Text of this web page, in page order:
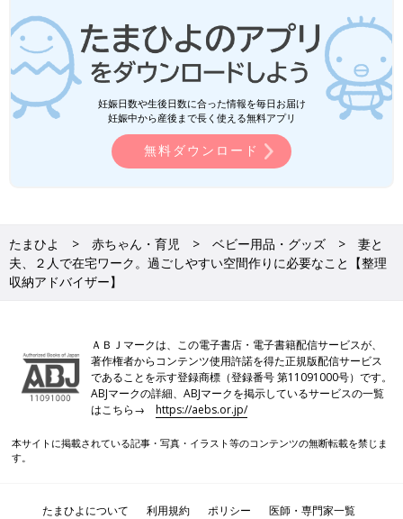
妊娠日数や生後日数に合った情報を毎日お届け
妊娠中から産後まで長く使える無料アプリ
無料ダウンロード
たまひよ 赤ちゃん・育児 ベビー用品・グッズ
妻と
夫、２人で在宅ワーク。過ごしやすい空間作りに必要なこと【整理
収納アドバイザー】
ＡＢＪマークは、この電子書店・電子書籍配信サービスが、
著作権者からコンテンツ使用許諾を得た正規版配信サービス
であることを示す登録商標（登録番号 第11091000号）です。
ABJマークの詳細、ABJマークを掲示しているサービスの一覧
はこちら→https://aebs.or.jp/
本サイトに掲載されている記事・写真・イラスト等のコンテンツの無断転載を禁じま
す。
たまひよについて 利用規約 ポリシー 医師・専門家一覧